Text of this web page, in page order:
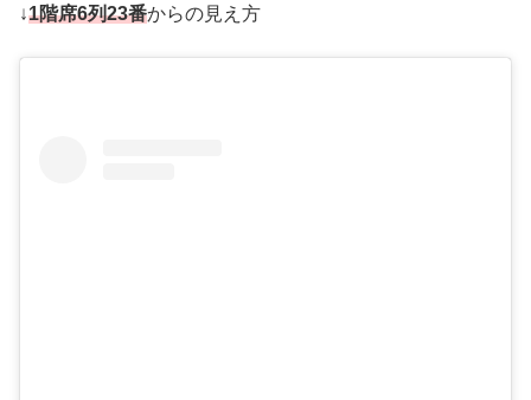
↓1階席6列23番からの見え方